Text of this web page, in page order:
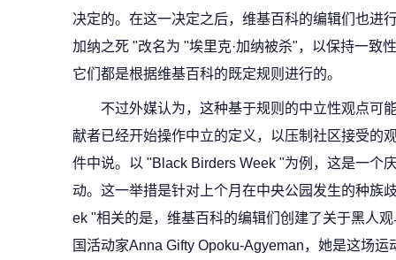
决定的。在这一决定之后，维基百科的编辑们也进
加纳之死 "改名为 "埃里克·加纳被杀"，以保持一致
它们都是根据维基百科的既定规则进行的。
不过外媒认为，这种基于规则的中立性观点可
献者已经开始操作中立的定义，以压制社区接受的
件中说。以 "Black Birders Week "为例，这是一个
动。这一举措是针对上个月在中央公园发生的种族
ek "相关的是，维基百科的编辑们创建了关于黑人
国活动家Anna Gifty Opoku-Agyeman，她是这场